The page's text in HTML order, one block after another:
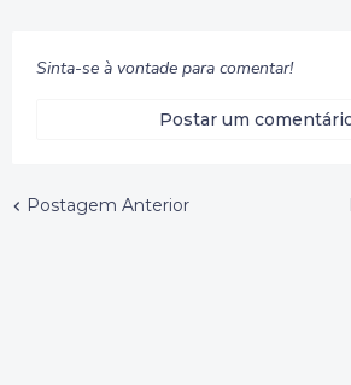
Sinta-se à vontade para comentar!
Postar um
Postagem Anterior